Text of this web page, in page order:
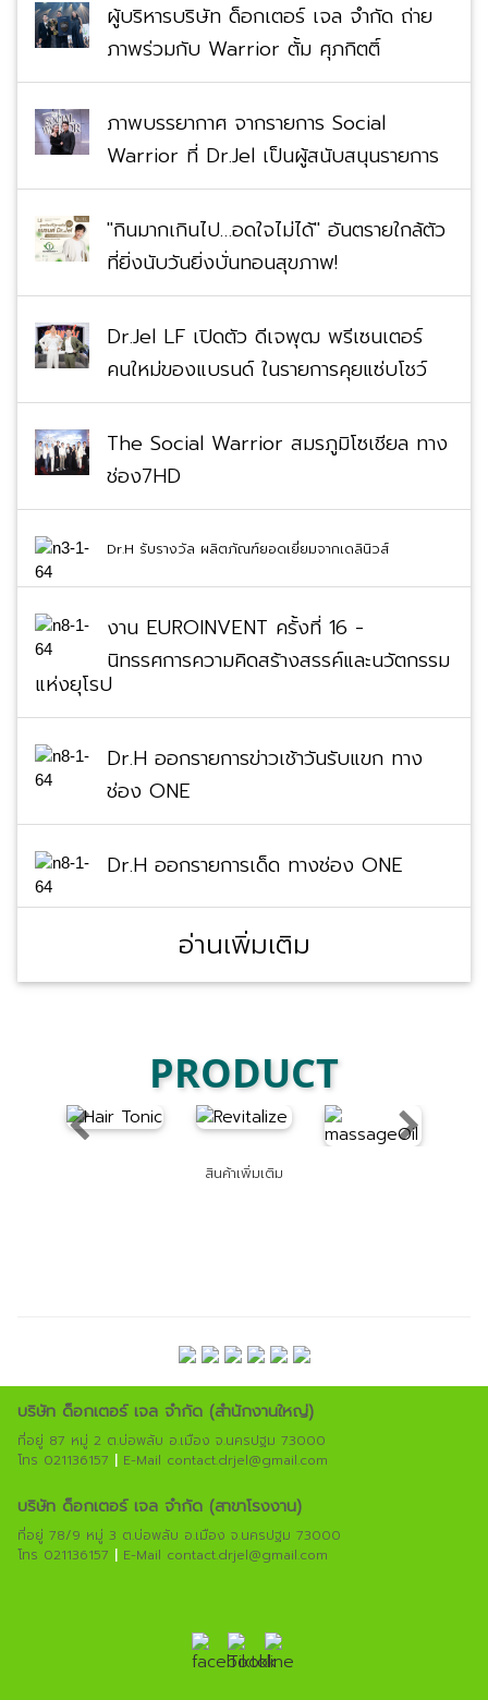
ผู้บริหารบริษัท ด็อกเตอร์ เจล จำกัด ถ่าย
ภาพร่วมกับ Warrior ตั้ม ศุภกิตติ์
ภาพบรรยากาศ จากรายการ Social
Warrior ที่ Dr.Jel เป็นผู้สนับสนุนรายการ
"กินมากเกินไป…อดใจไม่ได้" อันตรายใกล้ตัว
ที่ยิ่งนับวันยิ่งบั่นทอนสุขภาพ!
Dr.Jel LF เปิดตัว ดีเจพุฒ พรีเซนเตอร์
คนใหม่ของแบรนด์ ในรายการคุยแซ่บโชว์
The Social Warrior สมรภูมิโซเชียล ทาง
ช่อง7HD
Dr.H รับรางวัล ผลิตภัณฑ์ยอดเยี่ยมจากเดลินิวส์
งาน EUROINVENT ครั้งที่ 16 -
นิทรรศการความคิดสร้างสรรค์และนวัตกรรม
แห่งยุโรป
Dr.H ออกรายการข่าวเช้าวันรับแขก ทาง
ช่อง ONE
Dr.H ออกรายการเด็ด ทางช่อง ONE
อ่านเพิ่มเติม
PRODUCT
Previous Next
สินค้าเพิ่มเติม
บริษัท ด็อกเตอร์ เจล จํากัด (สํานักงานใหญ่)
ที่อยู่ 87 หมู่ 2 ต.บ่อพลับ อ.เมือง จ.นครปฐม 73000
โทร 021136157 | E-Mail contact.drjel@gmail.com
บริษัท ด็อกเตอร์ เจล จํากัด (สาขาโรงงาน)
ที่อยู่ 78/9 หมู่ 3 ต.บ่อพลับ อ.เมือง จ.นครปฐม 73000
โทร 021136157 | E-Mail contact.drjel@gmail.com